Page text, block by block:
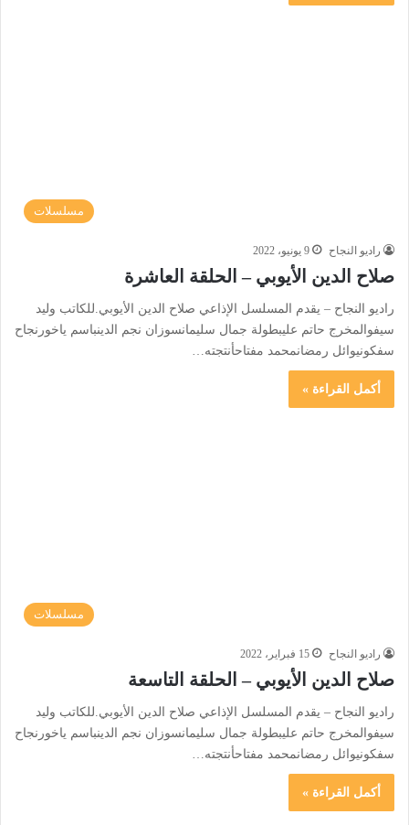
مسلسلات
راديو النجاح 9 يونيو، 2022
صلاح الدين الأيوبي – الحلقة العاشرة
راديو النجاح – يقدم المسلسل الإذاعي صلاح الدين الأيوبي.للكاتب وليد
سيفوالمخرج حاتم عليبطولة جمال سليمانسوزان نجم الدينباسم ياخورنجاح
سفكونيوائل رمضانمحمد مفتاحأنتجته…
أكمل القراءة »
مسلسلات
راديو النجاح 15 فبراير، 2022
صلاح الدين الأيوبي – الحلقة التاسعة
راديو النجاح – يقدم المسلسل الإذاعي صلاح الدين الأيوبي.للكاتب وليد
سيفوالمخرج حاتم عليبطولة جمال سليمانسوزان نجم الدينباسم ياخورنجاح
سفكونيوائل رمضانمحمد مفتاحأنتجته…
أكمل القراءة »